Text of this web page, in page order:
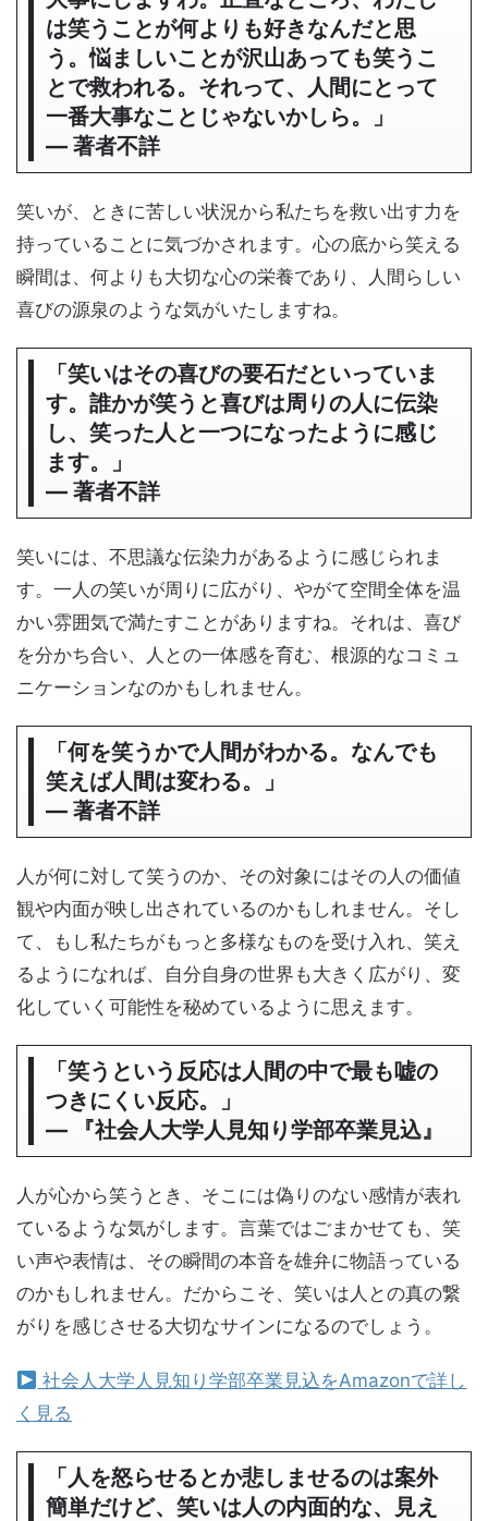
は笑うことが何よりも好きなんだと思
う。悩ましいことが沢山あっても笑うこ
とで救われる。それって、人間にとって
一番大事なことじゃないかしら。」
― 著者不詳
笑いが、ときに苦しい状況から私たちを救い出す力を
持っていることに気づかされます。心の底から笑える
瞬間は、何よりも大切な心の栄養であり、人間らしい
喜びの源泉のような気がいたしますね。
「笑いはその喜びの要石だといっていま
す。誰かが笑うと喜びは周りの人に伝染
し、笑った人と一つになったように感じ
ます。」
― 著者不詳
笑いには、不思議な伝染力があるように感じられま
す。一人の笑いが周りに広がり、やがて空間全体を温
かい雰囲気で満たすことがありますね。それは、喜び
を分かち合い、人との一体感を育む、根源的なコミュ
ニケーションなのかもしれません。
「何を笑うかで人間がわかる。なんでも
笑えば人間は変わる。」
― 著者不詳
人が何に対して笑うのか、その対象にはその人の価値
観や内面が映し出されているのかもしれません。そし
て、もし私たちがもっと多様なものを受け入れ、笑え
るようになれば、自分自身の世界も大きく広がり、変
化していく可能性を秘めているように思えます。
「笑うという反応は人間の中で最も嘘の
つきにくい反応。」
― 『社会人大学人見知り学部卒業見込』
人が心から笑うとき、そこには偽りのない感情が表れ
ているような気がします。言葉ではごまかせても、笑
い声や表情は、その瞬間の本音を雄弁に物語っている
のかもしれません。だからこそ、笑いは人との真の繋
がりを感じさせる大切なサインになるのでしょう。
社会人大学人見知り学部卒業見込をAmazonで詳し
く見る
「人を怒らせるとか悲しませるのは案外
簡単だけど、笑いは人の内面的な、見え